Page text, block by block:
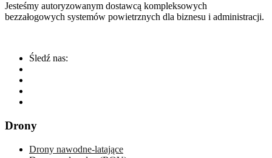
Jesteśmy autoryzowanym dostawcą kompleksowych
bezzałogowych systemów powietrznych dla biznesu i administracji.
Śledź nas:
Drony
Drony nawodne-latające